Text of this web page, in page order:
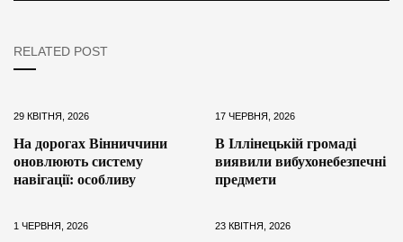
RELATED POST
29 КВІТНЯ, 2026
На дорогах Вінниччини
оновлюють систему
навігації: особливу
17 ЧЕРВНЯ, 2026
В Іллінецькій громаді
виявили вибухонебезпечні
предмети
1 ЧЕРВНЯ, 2026 23 КВІТНЯ, 2026